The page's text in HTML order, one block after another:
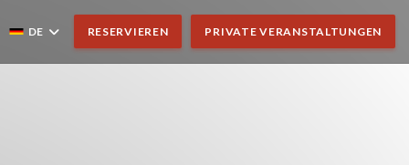
DE RESERVIEREN PRIVATE VERANSTALTUNGEN